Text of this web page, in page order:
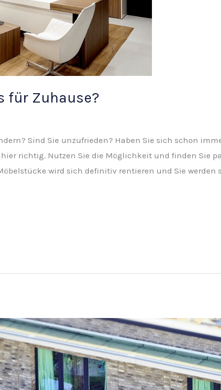
für Zuhause?
Sind Sie unzufrieden? Haben Sie sich schon
richtig. Nutzen Sie die Möglichkeit und finden Sie
wird sich definitiv rentieren und Sie werden